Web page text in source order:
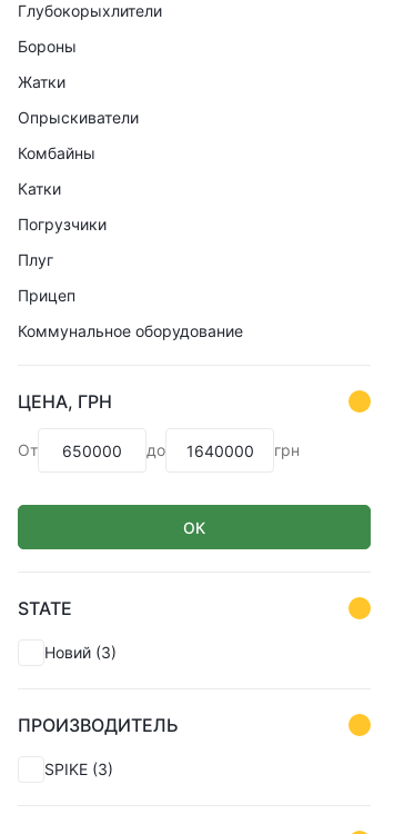
Глубокорыхлители
Бороны
Жатки
Опрыскиватели
Комбайны
Катки
Погрузчики
Плуг
Прицеп
Коммунальное оборудование
ЦЕНА, ГРН
От до грн
ОК
STATE
Новий (3)
ПРОИЗВОДИТЕЛЬ
SPIKE (3)